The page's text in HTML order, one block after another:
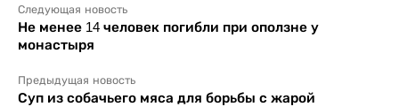
Следующая новость
Не менее 14 человек погибли при оползне у
монастыря
Предыдущая новость
Суп из собачьего мяса для борьбы с жарой